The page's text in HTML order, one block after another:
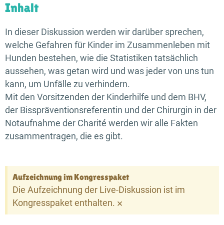
Inhalt
In dieser Diskussion werden wir darüber sprechen,
welche Gefahren für Kinder im Zusammenleben mit
Hunden bestehen, wie die Statistiken tatsächlich
aussehen, was getan wird und was jeder von uns tun
kann, um Unfälle zu verhindern.
Mit den Vorsitzenden der Kinderhilfe und dem BHV,
der Bisspräventions­referentin und der Chirurgin in der
Notaufnahme der Charité werden wir alle Fakten
zusammentragen, die es gibt.
Aufzeichnung im Kongresspaket
Die Aufzeichnung der Live-Diskussion ist im
Kongresspaket enthalten. ×